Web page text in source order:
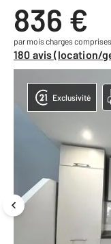
836 €
par mois charges comprises
180 avis (location/
Exclusivité